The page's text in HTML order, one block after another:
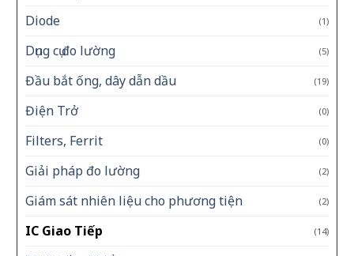
Diode (1)
Dụng cụ đo lường (5)
Đầu bắt ống, dây dẫn dầu (19)
Điện Trở (0)
Filters, Ferrit (0)
Giải pháp đo lường (2)
Giám sát nhiên liệu cho phương tiện (2)
IC Giao Tiếp (14)